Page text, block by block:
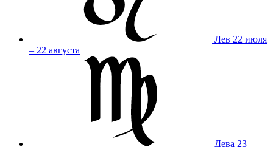
Лев 22 июля
– 22 августа
Дева 23